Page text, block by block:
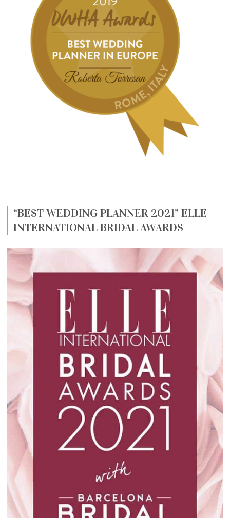
“BEST WEDDING PLANNER 2021” ELLE
INTERNATIONAL BRIDAL AWARDS